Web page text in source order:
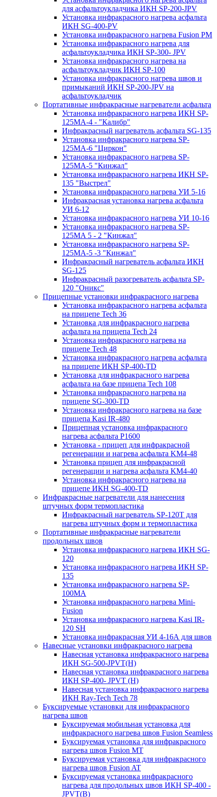
для асфальтоукладчика ИКН SP-200-JPV
Установка инфракрасного нагрева асфальта
ИКН SG-400-PV
Установка инфракрасного нагрева Fusion PM
Установка инфракрасного нагрева для
асфальтоукладчика ИКН SP-300- JPV
Установка инфракрасного нагрева на
асфальтоукладчик ИКН SP-100
Установка инфракрасного нагрева швов и
примыканий ИКН SP-200-JPV на
асфальтоукладчик
Портативные инфракрасные нагреватели асфальта
Установка инфракрасного нагрева ИКН SP-
125МA-4 - "Калибр"
Инфракрасный нагреватель асфальта SG-135
Установка инфракрасного нагрева SP-
125МA-6 "Циркон"
Установка инфракрасного нагрева SP-
125МA-5 "Кинжал"
Установка инфракрасного нагрева ИКН SP-
135 "Выстрел"
Установка инфракрасного нагрева УИ 5-16
Инфракрасная установка нагрева асфальта
УИ 6-12
Установка инфракрасного нагрева УИ 10-16
Установка инфракрасного нагрева SP-
125МA 5 - 2 "Кинжал"
Установка инфракрасного нагрева SP-
125МA-5 -3 "Кинжал"
Инфракрасный нагреватель асфальта ИКН
SG-125
Инфракрасный разогреватель асфальта SP-
120 "Оникс"
Прицепные установки инфракрасного нагрева
Установка инфракрасного нагрева асфальта
на прицепе Tech 36
Установка для инфракрасного нагрева
асфальта на прицепа Tech 24
Установка инфракрасного нагрева на
прицепе Tech 48
Установка инфракрасного нагрева асфальта
на прицепе ИКН SP-400-TD
Установка для инфракрасного нагрева
асфальта на базе прицепа Tech 108
Установка инфракрасного нагрева на
прицепе SG-300-TD
Установка инфракрасного нагрева на базе
прицепа Kasi IR-480
Прицепная установка инфракрасного
нагрева асфальта P1600
Установка - прицеп для инфракрасной
регенерации и нагрева асфальта KM4-48
Установка прицеп для инфракрасной
регенерации и нагрева асфальта KM4-40
Установка инфракрасного нагрева на
прицепе ИКН SG-400-TD
Инфракрасные нагреватели для нанесения
штучных форм термопластика
Инфракрасный нагреватель SP-120T для
нагрева штучных форм и термопластика
Портативные инфракрасные нагреватели
продольных швов
Установка инфракрасного нагрева ИКН SG-
120
Установка инфракрасного нагрева ИКН SP-
135
Установка инфракрасного нагрева SP-
100МА
Установка инфракрасного нагрева Mini-
Fusion
Установка инфракрасного нагрева Kasi IR-
120 SH
Установка инфракрасная УИ 4-16А для швов
Навесные установки инфракрасного нагрева
Навесная установка инфракрасного нагрева
ИКН SG-500-JPVT(H)
Навесная установка инфракрасного нагрева
ИКН SP-400- JPVT (Н)
Навесная установка инфракрасного нагрева
ИКН Ray-Tech Tech 78
Буксируемые установки для инфракрасного
нагрева швов
Буксируемая мобильная установка для
инфракрасного нагрева швов Fusion Seamless
Буксируемая установка для инфракрасного
нагрева швов Fusion MT
Буксируемая установка для инфракрасного
нагрева швов Fusion AT
Буксируемая установка инфракрасного
нагрева для продольных швов ИКН SP-400 -
JPVT(B)